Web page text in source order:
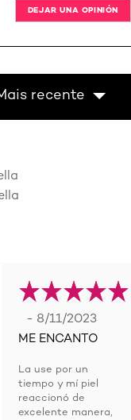
DEJAR UNA OPINIÓN
recente
- 8/11/2023
ME ENCANTO
La use por un
tiempo y mí piel
reaccionó de
excelente manera,